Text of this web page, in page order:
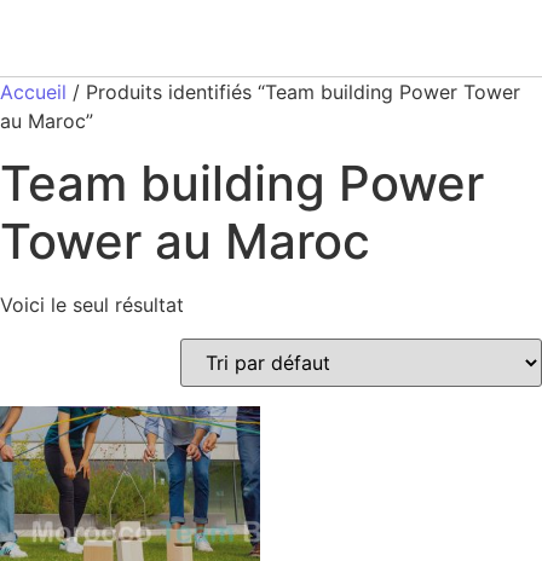
Accueil / Produits identifiés “Team building Power Tower
au Maroc”
Team building Power
Tower au Maroc
Voici le seul résultat